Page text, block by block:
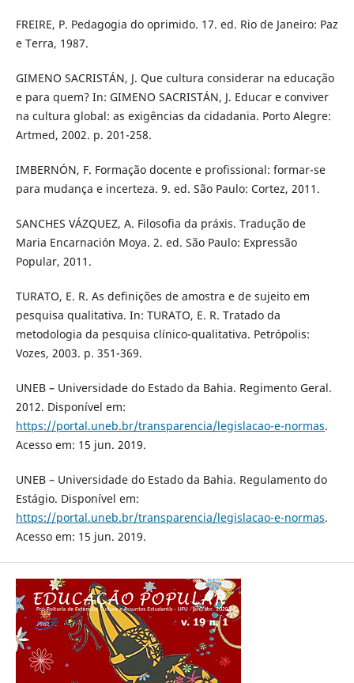
FREIRE, P. Pedagogia do oprimido. 17. ed. Rio de Janeiro: Paz
e Terra, 1987.
GIMENO SACRISTÁN, J. Que cultura considerar na educação
e para quem? In: GIMENO SACRISTÁN, J. Educar e conviver
na cultura global: as exigências da cidadania. Porto Alegre:
Artmed, 2002. p. 201-258.
IMBERNÓN, F. Formação docente e profissional: formar-se
para mudança e incerteza. 9. ed. São Paulo: Cortez, 2011.
SANCHES VÁZQUEZ, A. Filosofia da práxis. Tradução de
Maria Encarnación Moya. 2. ed. São Paulo: Expressão
Popular, 2011.
TURATO, E. R. As definições de amostra e de sujeito em
pesquisa qualitativa. In: TURATO, E. R. Tratado da
metodologia da pesquisa clínico-qualitativa. Petrópolis:
Vozes, 2003. p. 351-369.
UNEB – Universidade do Estado da Bahia. Regimento Geral.
2012. Disponível em:
https://portal.uneb.br/transparencia/legislacao-e-normas.
Acesso em: 15 jun. 2019.
UNEB – Universidade do Estado da Bahia. Regulamento do
Estágio. Disponível em:
https://portal.uneb.br/transparencia/legislacao-e-normas.
Acesso em: 15 jun. 2019.